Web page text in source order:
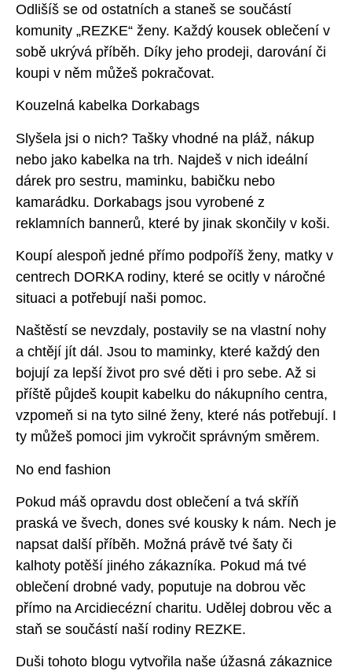
Odlišíš se od ostatních a staneš se součástí
komunity „REZKE“ ženy. Každý kousek oblečení v
sobě ukrývá příběh. Díky jeho prodeji, darování či
koupi v něm můžeš pokračovat.
Kouzelná kabelka Dorkabags
Slyšela jsi o nich? Tašky vhodné na pláž, nákup
nebo jako kabelka na trh. Najdeš v nich ideální
dárek pro sestru, maminku, babičku nebo
kamarádku. Dorkabags jsou vyrobené z
reklamních bannerů, které by jinak skončily v koši.
Koupí alespoň jedné přímo podpoříš ženy, matky v
centrech DORKA rodiny, které se ocitly v náročné
situaci a potřebují naši pomoc.
Naštěstí se nevzdaly, postavily se na vlastní nohy
a chtějí jít dál. Jsou to maminky, které každý den
bojují za lepší život pro své děti i pro sebe. Až si
příště půjdeš koupit kabelku do nákupního centra,
vzpomeň si na tyto silné ženy, které nás potřebují. I
ty můžeš pomoci jim vykročit správným směrem.
No end fashion
Pokud máš opravdu dost oblečení a tvá skříň
praská ve švech, dones své kousky k nám. Nech je
napsat další příběh. Možná právě tvé šaty či
kalhoty potěší jiného zákazníka. Pokud má tvé
oblečení drobné vady, poputuje na dobrou věc
přímo na Arcidiecézní charitu. Udělej dobrou věc a
staň se součástí naší rodiny REZKE.
Duši tohoto blogu vytvořila naše úžasná zákaznice